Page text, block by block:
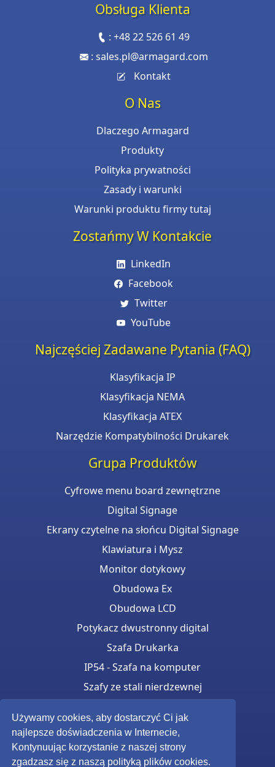
Używamy cookies, aby dostarczyć Ci jak
najlepsze doświadczenia w Internecie,
Kontynuując korzystanie z naszej strony
zgadzasz się z naszą polityką plików cookies.
Obsługa Klienta
:+48 22 526 61 49
: sales.pl@armagard.com
Kontakt
O Nas
Dlaczego Armagard
Produkty
Polityka prywatności
Zasady i warunki
Warunki produktu firmy tutaj
Zostańmy W Kontakcie
LinkedIn
Facebook
Twitter
YouTube
Najczęściej Zadawane Pytania (FAQ)
Klasyfikacja IP
Klasyfikacja NEMA
Klasyfikacja ATEX
Narzędzie Kompatybilności Drukarek
Grupa Produktów
Cyfrowe menu board zewnętrzne
Digital Signage
Ekrany czytelne na słońcu Digital Signage
Klawiatura i Mysz
Monitor dotykowy
Obudowa Ex
Obudowa LCD
Potykacz dwustronny digital
Szafa Drukarka
IP54 - Szafa na komputer
Szafy ze stali nierdzewnej
Zasilany bateryjnie
Zewnętrzny Digital Signage